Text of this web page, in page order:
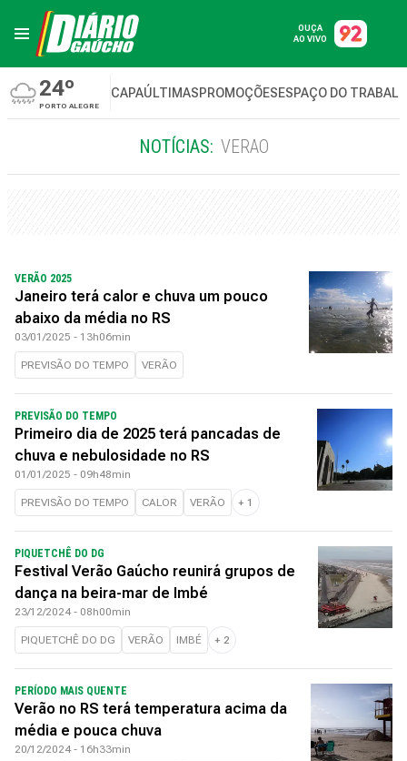
OUÇA
AO VIVO
24º
PORTO ALEGRE
CAPAÚLTIMASPROMOÇÕESESPAÇO DO
NOTÍCIAS: VERAO
VERÃO 2025
Janeiro terá calor e chuva um pouco
abaixo da média no RS
03/01/2025 - 13h06min
PREVISÃO DO TEMPO VERÃO
PREVISÃO DO TEMPO
Primeiro dia de 2025 terá pancadas de
chuva e nebulosidade no RS
01/01/2025 - 09h48min
PREVISÃO DO TEMPO CALOR VERÃO + 1
PIQUETCHÊ DO DG
Festival Verão Gaúcho reunirá grupos de
dança na beira-mar de Imbé
23/12/2024 - 08h00min
PIQUETCHÊ DO DG VERÃO IMBÉ + 2
PERÍODO MAIS QUENTE
Verão no RS terá temperatura acima da
média e pouca chuva
20/12/2024 - 16h33min